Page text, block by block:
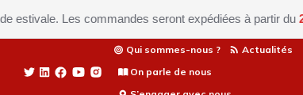
Les commandes seront expédiées à partir du24 août
Qui sommes-nous ?
Actualités
On parle de nous